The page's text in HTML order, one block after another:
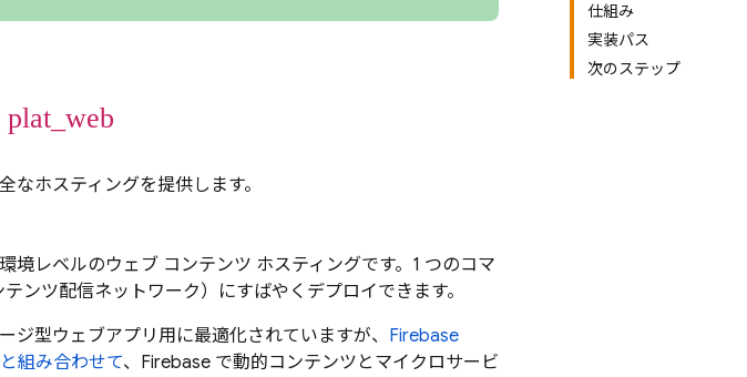
仕組み
実装パス
次のステップ
plat_web
なホスティングを提供します。
境レベルのウェブ コンテンツ ホスティングです。1 つのコマ
ンツ配信ネットワーク）にすばやくデプロイできます。
ジ型ウェブアプリ用に最適化されていますが、 Firebase
と組み合わせて、Firebase で動的コンテンツとマイクロサービ